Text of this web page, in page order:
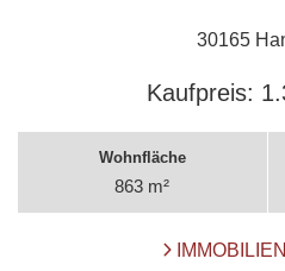
30165
Kaufpreis:
Wohnfläche
863 m²